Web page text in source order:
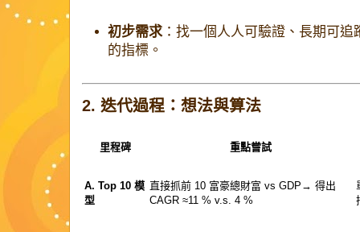
初步需求 ：找一個人人可驗證、長期可
的指標。
2. 迭代過程：想法與算法
里程碑 重點嘗試
A. Top 10 模
型
直接抓前 10 富豪總財富 vs GDP→ 得出
CAGR ≈11 % v.s. 4 %